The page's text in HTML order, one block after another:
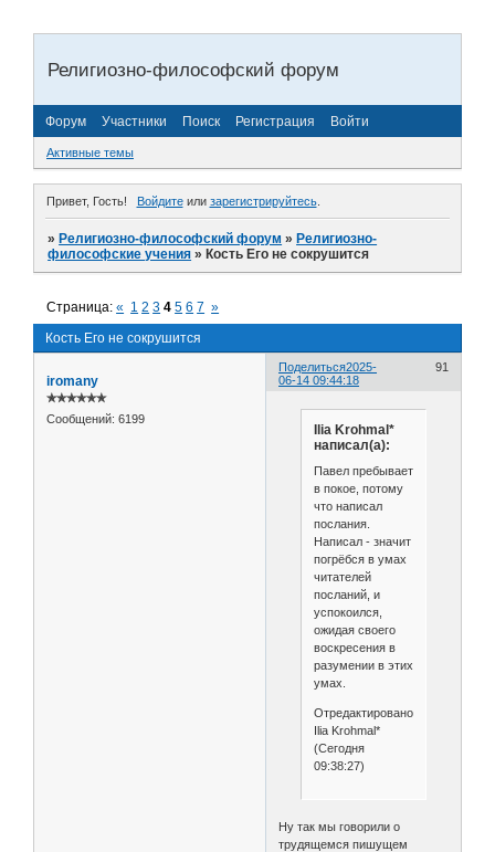
Религиозно-философский форум
Форум Участники Поиск Регистрация Войти
Активные темы
Привет, Гость! Войдитеили зарегистрируйтесь.
»Религиозно-философский форум »Религиозно-
философские учения »Кость Его не сокрушится
Кость Его не сокрушится
Страница:« 1 2 3 4 5 6 7 »
Поделиться 91
2025-
06-14 09:44:18
iromany
✯✯✯✯✯✯
Сообщений: 6199
Ilia Krohmal*
написал(а):
Павел пребывает
в покое, потому
что написал
послания.
Написал - значит
погрёбся в умах
читателей
посланий, и
успокоился,
ожидая своего
воскресения в
разумении в этих
умах.
Отредактировано
Ilia Krohmal*
(Сегодня
09:38:27)
Ну так мы говорили о
трудящемся пишущем